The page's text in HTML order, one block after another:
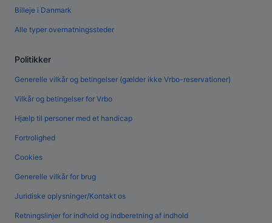
Billeje i Danmark
Alle typer overnatningssteder
Politikker
Generelle vilkår og betingelser (gælder ikke Vrbo-reservationer)
Vilkår og betingelser for Vrbo
Hjælp til personer med et handicap
Fortrolighed
Cookies
Generelle vilkår for brug
Juridiske oplysninger/Kontakt os
Retningslinjer for indhold og indberetning af indhold